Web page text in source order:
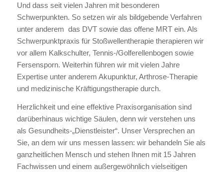
Und dass seit vielen Jahren mit besonderen
Schwerpunkten. So setzen wir als bildgebende Verfahren
unter anderem das DVT sowie das offene MRT ein. Als
Schwerpunktpraxis für Stoßwellentherapie therapieren wir
vor allem Kalkschulter, Tennis-/Golferellenbogen sowie
Fersensporn. Weiterhin führen wir mit vielen Jahre
Expertise unter anderem Akupunktur, Arthrose-Therapie
und medizinische Kräftigungstherapie durch.
Herzlichkeit und eine effektive Praxisorganisation sind
darüberhinaus wichtige Säulen, denn wir verstehen uns
als Gesundheits-„Dienstleister“. Unser Versprechen an
Sie, an dem wir uns messen lassen: wir behandeln Sie als
ganzheitlichen Mensch und stehen Ihnen mit 15 Jahren
Fachwissen und einem außergewöhnlich vielseitigen